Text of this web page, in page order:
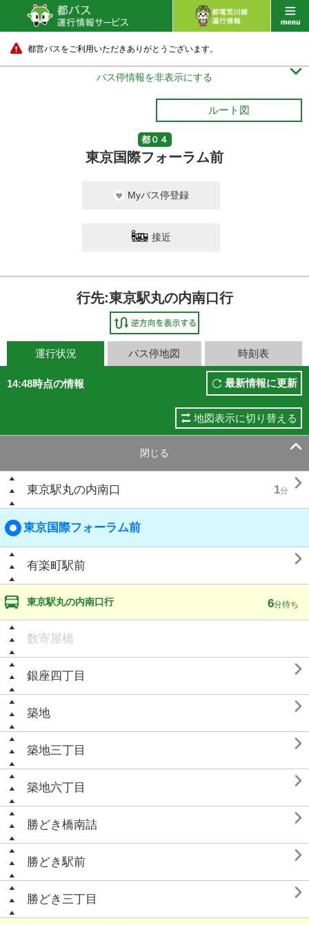
都営バスをご利用いただきありがとうございます。
バス停情報を非表示にする 
ルート図
都０４
東京国際フォーラム前
Myバス停登録
接近
行先:東京駅丸の内南口行
運行状況 バス停地図 時刻表
14:48時点の情報 最新情報に更新
地図表示に切り替える
閉じる 
東京駅丸の内南口 1分 
東京国際フォーラム前
有楽町駅前 
東京駅丸の内南口行 6分待ち
数寄屋橋
銀座四丁目 
築地 
築地三丁目 
築地六丁目 
勝どき橋南詰 
勝どき駅前 
勝どき三丁目 